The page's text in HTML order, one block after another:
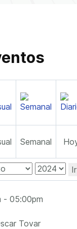
Semanal
- 05:00pm
Tovar